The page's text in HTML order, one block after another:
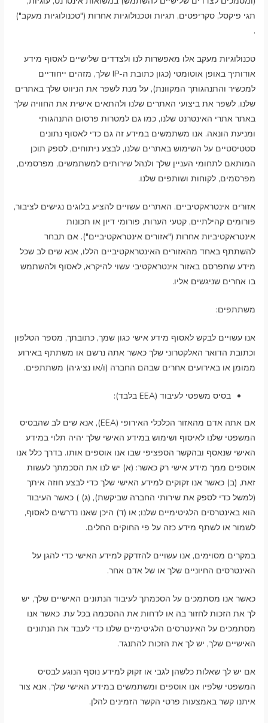
תגי פיקסל, סקריפטים, תגיות וטכנולוגיות אחרות ("טכנולוגיות מעקב")
.
טכנולוגיות מעקב אלו מאפשרות לנו ולצדדים שלישיים לאסוף מידע
אודותיך באופן אוטומטי (כגון כתובת ה-IP שלך, מזהים ייחודיים
למכשיר והתנהגותך המקוונת), על מנת לשפר את הניווט שלך באתרים
שלנו, לשפר את ביצועי האתרים שלנו ולהתאים אישית את החוויה שלך
באתר אתרי האינטרנט שלנו, כמו גם למטרות פרסום התנהגותי
ומניעת הונאה. אנו משתמשים במידע זה גם כדי לאסוף נתונים
סטטיסטיים על השימוש באתרים שלנו, לבצע ניתוחים, לספק תוכן
המותאם לתחומי העניין שלך ולנהל שירותים למשתמשים, מפרסמים,
מפרסמים, לקוחות ושותפים שלנו.
אזורים אינטראקטיביים. האתרים עשויים להציע בלוגים נגישים לציבור,
פורומים קהילתיים, קטעי הערות, פורומי דיון או תכונות
אינטראקטיביות אחרות ("אזורים אינטראקטיביים"). אם תבחר
להשתתף באחד מהאזורים האינטראקטיביים הללו, אנא שים לב שכל
מידע שתפרסם באזור אינטראקטיבי עשוי להיקרא, לאסוף ולהשתמש
בו אחרים שניגשים אליו.
משתתפים:
אנו עשויים לבקש לאסוף מידע אישי כגון שמך, כתובתך, מספר הטלפון
וכתובת הדואר האלקטרוני שלך כאשר אתה נרשם או משתתף באירוע
ממומן או באירועים אחרים שבהם החברה (ו/או נציגיה) משתתפים.
בסיס משפטי לעיבוד (EEA בלבד):
אם אתה אדם מהאזור הכלכלי האירופי (EEA), אנא שים לב שהבסיס
המשפטי שלנו לאיסוף ושימוש במידע האישי שלך יהיה תלוי במידע
האישי שנאסף ובהקשר הספציפי שבו אנו אוספים אותו. בדרך כלל אנו
אוספים ממך מידע אישי רק כאשר: (א) יש לנו את הסכמתך לעשות
זאת, (ב) כאשר אנו זקוקים למידע האישי שלך כדי לבצע חוזה איתך
(למשל כדי לספק את שירותי החברה שביקשת), (ג) ) כאשר העיבוד
הוא באינטרסים הלגיטימיים שלנו; או (ד) היכן שאנו נדרשים לאסוף,
לשמור או לשתף מידע כזה על פי החוקים החלים.
במקרים מסוימים, אנו עשויים להזדקק למידע האישי כדי להגן על
האינטרסים החיוניים שלך או של אדם אחר.
כאשר אנו מסתמכים על הסכמתך לעיבוד הנתונים האישיים שלך, יש
לך את הזכות לחזור בה או לדחות את ההסכמה בכל עת. כאשר אנו
מסתמכים על האינטרסים הלגיטימיים שלנו כדי לעבד את הנתונים
האישיים שלך, יש לך את הזכות להתנגד.
אם יש לך שאלות כלשהן לגבי או זקוק למידע נוסף הנוגע לבסיס
המשפטי שלפיו אנו אוספים ומשתמשים במידע האישי שלך, אנא צור
איתנו קשר באמצעות פרטי הקשר הזמינים להלן.